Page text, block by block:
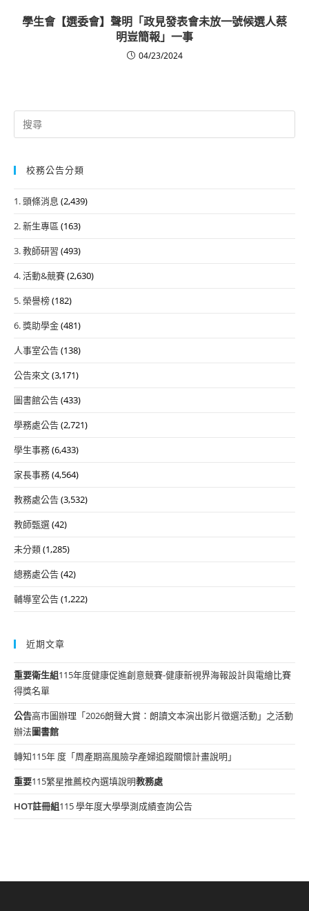
學生會【選委會】聲明「政見發表會未放一號候選人蔡
明豈簡報」一事
04/23/2024
Search
for:
校務公告分類
1. 頭條消息 (2,439)
2. 新生專區 (163)
3. 教師研習 (493)
4. 活動&競賽(2,630)
5. 榮譽榜(182)
6. 獎助學金(481)
人事室公告(138)
公告來文(3,171)
圖書館公告(433)
學務處公告(2,721)
學生事務(6,433)
家長事務(4,564)
教務處公告(3,532)
教師甄選(42)
未分類(1,285)
總務處公告(42)
輔導室公告(1,222)
近期文章
重要衛生組115年度健康促進創意競賽-健康新視界海報設計與電繪比賽
得獎名單
公告高市圖辦理「2026朗聲大賞：朗讀文本演出影片徵選活動」之活動
辦法圖書館
轉知115年 度「周產期高風險孕產婦追蹤關懷計畫說明」
重要115繁星推薦校內選填說明教務處
HOT註冊組115 學年度大學學測成績查詢公告